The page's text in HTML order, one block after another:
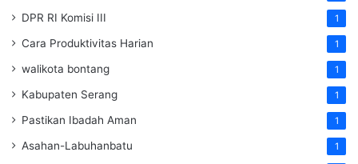
DPR RI Komisi III 1
Cara Produktivitas Harian 1
walikota bontang 1
Kabupaten Serang 1
Pastikan Ibadah Aman 1
Asahan-Labuhanbatu 1